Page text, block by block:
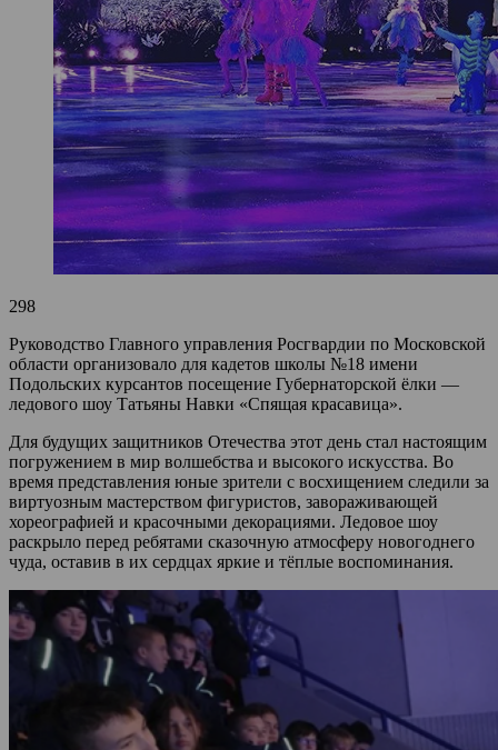
298
Руководство Главного управления Росгвардии по Московской
области организовало для кадетов школы №18 имени
Подольских курсантов посещение Губернаторской ёлки —
ледового шоу Татьяны Навки «Спящая красавица».
Для будущих защитников Отечества этот день стал настоящим
погружением в мир волшебства и высокого искусства. Во
время представления юные зрители с восхищением следили за
виртуозным мастерством фигуристов, завораживающей
хореографией и красочными декорациями. Ледовое шоу
раскрыло перед ребятами сказочную атмосферу новогоднего
чуда, оставив в их сердцах яркие и тёплые воспоминания.